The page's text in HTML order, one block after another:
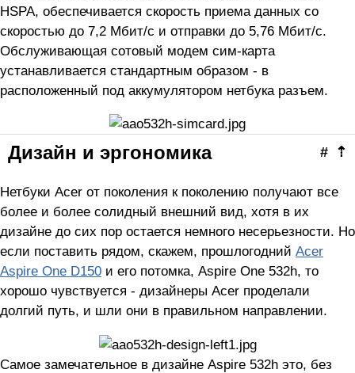
HSPA, обеспечивается скорость приема данных со
скоростью до 7,2 Мбит/с и отправки до 5,76 Мбит/с.
Обслуживающая сотовый модем сим-карта
устанавливается стандартным образом - в
расположенный под аккумулятором нетбука разъем.
⇡
#
Дизайн и эргономика
Нетбуки Acer от поколения к поколению получают все
более и более солидный внешний вид, хотя в их
дизайне до сих пор остается немного несерьезности. Но
если поставить рядом, скажем, прошлогодний Acer
Aspire One D150 и его потомка, Aspire One 532h, то
хорошо чувствуется - дизайнеры Acer проделали
долгий путь, и шли они в правильном направлении.
Самое замечательное в дизайне Aspire 532h это, без